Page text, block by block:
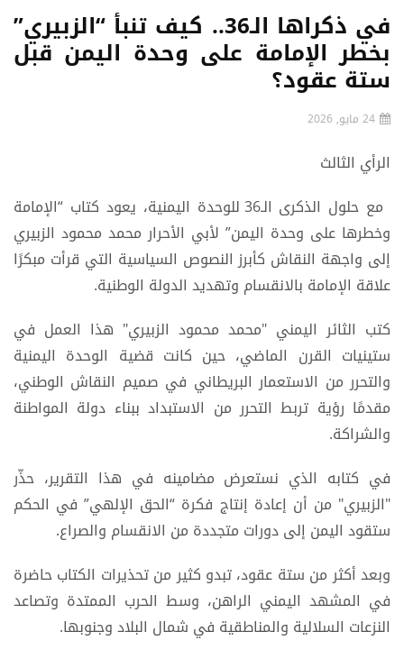
في ذكراها الـ36.. كيف تنبأ “الزبيري”
بخطر الإمامة على وحدة اليمن قبل
ستة عقود؟
24 مايو, 2026
الرأي الثالث
مع حلول الذكرى الـ36 للوحدة اليمنية، يعود كتاب “الإمامة
وخطرها على وحدة اليمن” لأبي الأحرار محمد محمود الزبيري
إلى واجهة النقاش كأبرز النصوص السياسية التي قرأت مبكرًا
علاقة الإمامة بالانقسام وتهديد الدولة الوطنية.
كتب الثائر اليمني "محمد محمود الزبيري" هذا العمل في
ستينيات القرن الماضي، حين كانت قضية الوحدة اليمنية
والتحرر من الاستعمار البريطاني في صميم النقاش الوطني،
مقدمًا رؤية تربط التحرر من الاستبداد ببناء دولة المواطنة
والشراكة.
في كتابه الذي نستعرض مضامينه في هذا التقرير، حذّر
"الزبيري" من أن إعادة إنتاج فكرة “الحق الإلهي” في الحكم
ستقود اليمن إلى دورات متجددة من الانقسام والصراع.
وبعد أكثر من ستة عقود، تبدو كثير من تحذيرات الكتاب حاضرة
في المشهد اليمني الراهن، وسط الحرب الممتدة وتصاعد
النزعات السلالية والمناطقية في شمال البلاد وجنوبها.